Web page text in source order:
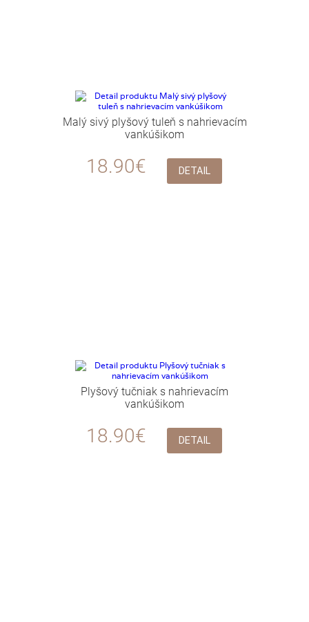
Malý sivý plyšový tuleň s nahrievacím
vankúšikom
18.90€ DETAIL
Plyšový tučniak s nahrievacím
vankúšikom
18.90€ DETAIL